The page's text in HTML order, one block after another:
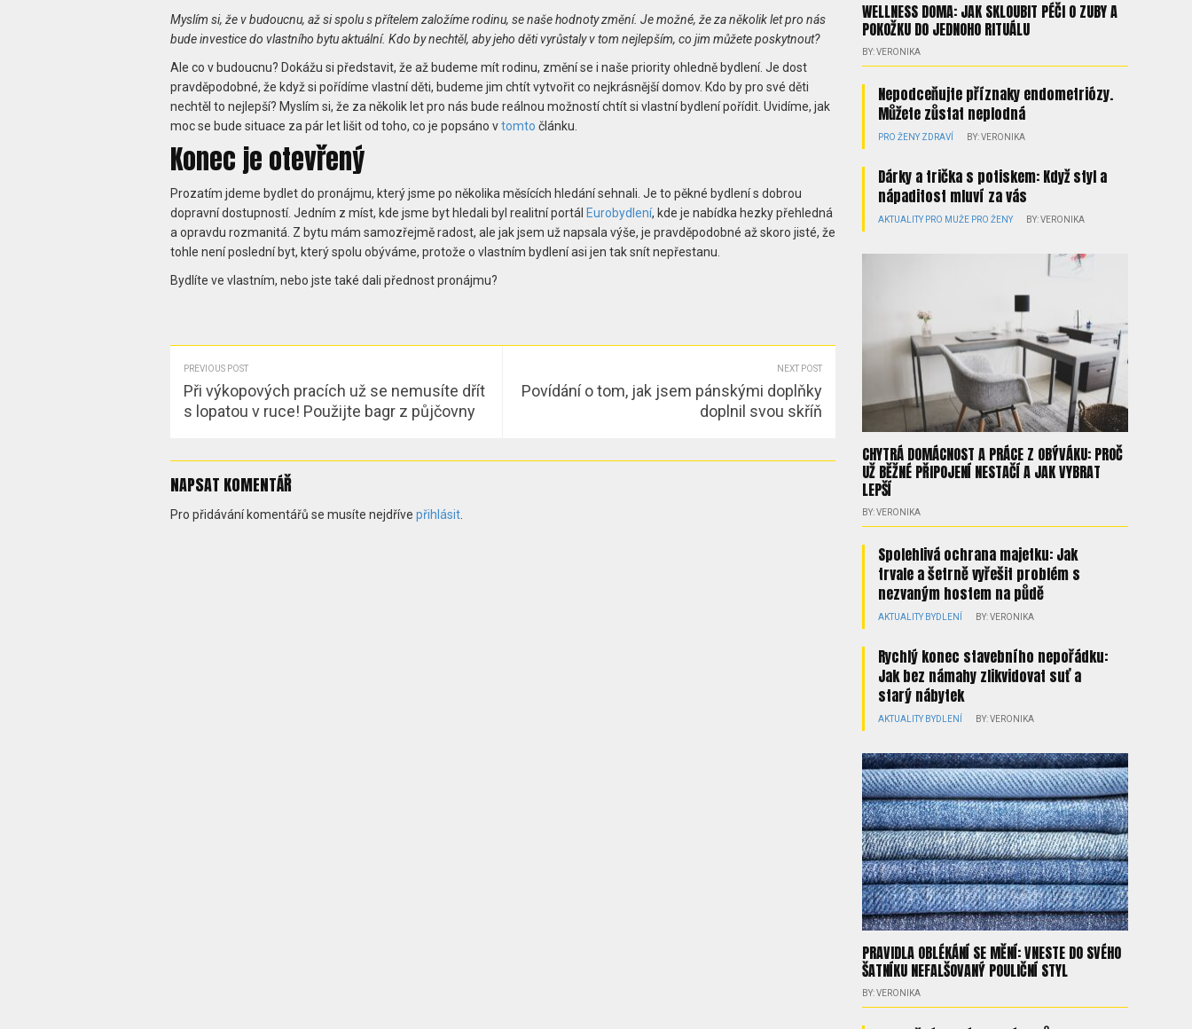
Myslím si, že v budoucnu, až si spolu s přítelem založíme rodinu, se naše hodnoty změní. Je možné, že za několik let pro nás
bude investice do vlastního bytu aktuální. Kdo by nechtěl, aby jeho děti vyrůstaly v tom nejlepším, co jim můžete poskytnout?
Ale co v budoucnu? Dokážu si představit, že až budeme mít rodinu, změní se i naše priority ohledně bydlení. Je dost
pravděpodobné, že když si pořídíme vlastní děti, budeme jim chtít vytvořit co nejkrásnější domov. Kdo by pro své děti
nechtěl to nejlepší? Myslím si, že za několik let pro nás bude reálnou možností chtít si vlastní bydlení pořídit. Uvidíme, jak
moc se bude situace za pár let lišit od toho, co je popsáno vtomto článku.
Konec je otevřený
Prozatím jdeme bydlet do pronájmu, který jsme po několika měsících hledání sehnali. Je to pěkné bydlení s dobrou
dopravní dostupností. Jedním z míst, kde jsme byt hledali byl realitní portál Eurobydlení, kde je nabídka hezky přehledná
a opravdu rozmanitá. Z bytu mám samozřejmě radost, ale jak jsem už napsala výše, je pravděpodobné až skoro jisté, že
tohle není poslední byt, který spolu obýváme, protože o vlastním bydlení asi jen tak snít nepřestanu.
Bydlíte ve vlastním, nebo jste také dali přednost pronájmu?
PREVIOUS POST
Při výkopových pracích už se nemusíte dřít
s lopatou v ruce! Použijte bagr z půjčovny
NEXT POST
Povídání o tom, jak jsem pánskými doplňky
doplnil svou skříň
NAPSAT KOMENTÁŘ
Pro přidávání komentářů se musíte nejdříve přihlásit.
WELLNESS DOMA: JAK SKLOUBIT PÉČI O ZUBY A
POKOŽKU DO JEDNOHO RITUÁLU
BY: VERONIKA
Nepodceňujte příznaky endometriózy.
Můžete zůstat neplodná
PRO ŽENY ZDRAVÍ BY: VERONIKA
Dárky a trička s potiskem: Když styl a
nápaditost mluví za vás
AKTUALITY PRO MUŽE PRO ŽENY BY: VERONIKA
CHYTRÁ DOMÁCNOST A PRÁCE Z OBÝVÁKU: PROČ
UŽ BĚŽNÉ PŘIPOJENÍ NESTAČÍ A JAK VYBRAT
LEPŠÍ
BY: VERONIKA
Spolehlivá ochrana majetku: Jak
trvale a šetrně vyřešit problém s
nezvaným hostem na půdě
AKTUALITY BYDLENÍ BY: VERONIKA
Rychlý konec stavebního nepořádku:
Jak bez námahy zlikvidovat suť a
starý nábytek
AKTUALITY BYDLENÍ BY: VERONIKA
PRAVIDLA OBLÉKÁNÍ SE MĚNÍ: VNESTE DO SVÉHO
ŠATNÍKU NEFALŠOVANÝ POULIČNÍ STYL
BY: VERONIKA